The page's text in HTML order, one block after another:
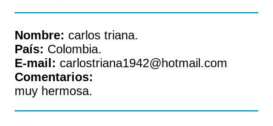
Nombre: carlos triana.
País: Colombia.
E-mail: carlostriana1942@hotmail.com
Comentarios:
muy hermosa.